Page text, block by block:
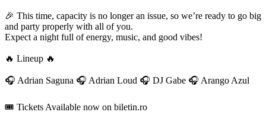
🎉 This time, capacity is no longer an issue, so we’re ready to go big
and party properly with all of you.
Expect a night full of energy, music, and good vibes!
🔥 Lineup 🔥
🎧 Adrian Saguna 🎧 Adrian Loud 🎧 DJ Gabe 🎧 Arango Azul
🎟️ Tickets Available now on biletin.ro